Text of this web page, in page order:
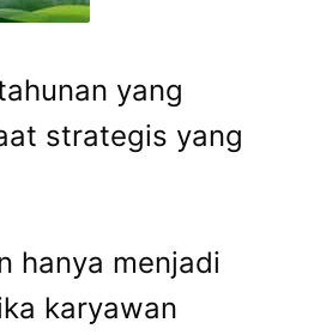
yang
strategis yang
hanya menjadi
karyawan